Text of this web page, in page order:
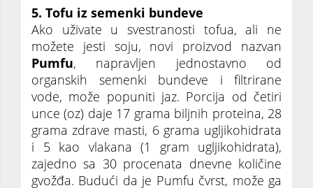
5. Tofu iz semenki bundeve
Ako uživate u svestranosti tofua, ali ne
možete jesti soju, novi proizvod nazvan
Pumfu, napravljen jednostavno od
organskih semenki bundeve i filtrirane
vode, može popuniti jaz. Porcija od četiri
unce (oz) daje 17 grama biljnih proteina, 28
grama zdrave masti, 6 grama ugljikohidrata
i 5 kao vlakana (1 gram ugljikohidrata),
zajedno sa 30 procenata dnevne količine
gvožđa. Budući da je Pumfu čvrst, može ga